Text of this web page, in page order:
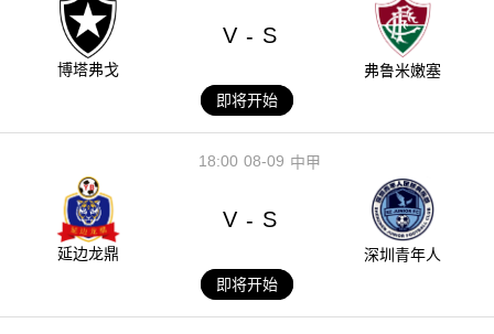
博塔弗戈
V - S
弗鲁米嫩塞
即将开始
08-09
18:00 中甲
延边龙鼎
V - S
深圳青年人
即将开始